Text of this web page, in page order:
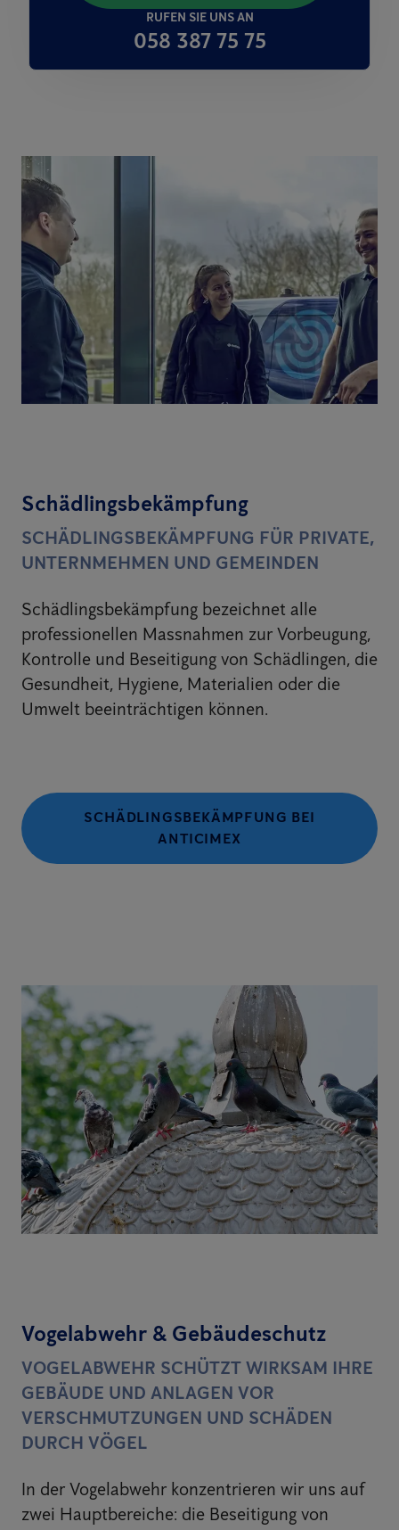
RUFEN SIE UNS AN
058 387 75 75
Schädlingsbekämpfung
SCHÄDLINGSBEKÄMPFUNG FÜR PRIVATE,
UNTERNMEHMEN UND GEMEINDEN
Schädlingsbekämpfung bezeichnet alle
professionellen Massnahmen zur Vorbeugung,
Kontrolle und Beseitigung von Schädlingen, die
Gesundheit, Hygiene, Materialien oder die
Umwelt beeinträchtigen können.
SCHÄDLINGSBEKÄMPFUNG BEI
ANTICIMEX
Vogelabwehr & Gebäudeschutz
VOGELABWEHR SCHÜTZT WIRKSAM IHRE
GEBÄUDE UND ANLAGEN VOR
VERSCHMUTZUNGEN UND SCHÄDEN
DURCH VÖGEL
In der Vogelabwehr konzentrieren wir uns auf
zwei Hauptbereiche: die Beseitigung von